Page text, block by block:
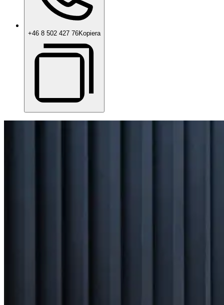
+46 8 502 427 76Kopiera